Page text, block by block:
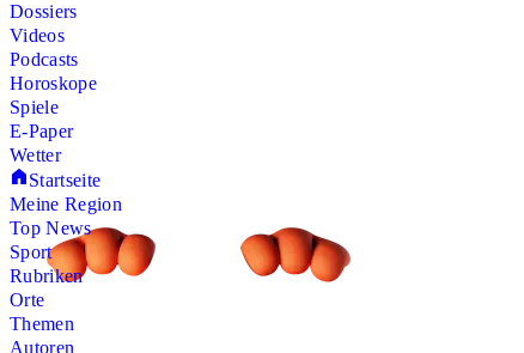
Dossiers
Videos
Podcasts
Horoskope
Spiele
E-Paper
Wetter
Startseite
Meine Region
Top News
Sport
Rubriken
Orte
Themen
Autoren